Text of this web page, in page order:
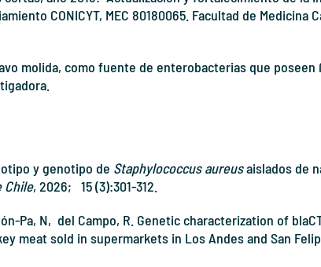
CONICYT, MEC 80180065. Facultad de Medicina
molida, como fuente de enterobacterias que poseen
y genotipo de Staphylococcus aureusaislados de
Chile, 2026; 15 (3):301-312.
Pa, N, del Campo, R. Genetic characterization of
meat sold in supermarkets in Los Andes and San